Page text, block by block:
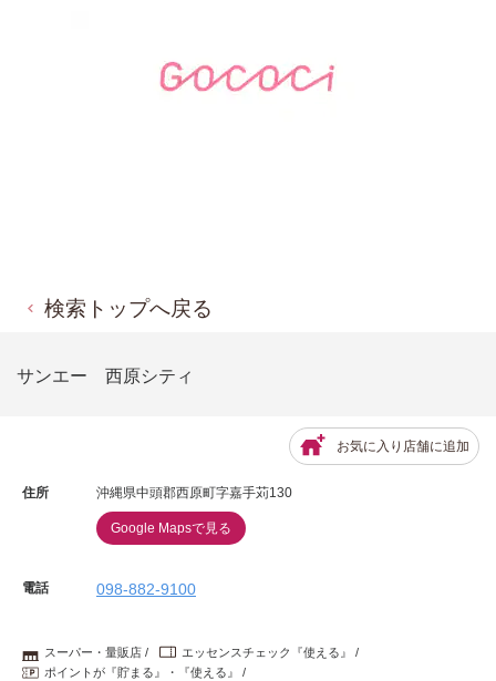
検索トップへ戻る
サンエー 西原シティ
お気に入り店舗に追加
住所 沖縄県中頭郡西原町字嘉手苅130
Google Mapsで見る
電話 098-882-9100
スーパー・量販店
エッセンスチェック『使える』
ポイントが『貯まる』・『使える』